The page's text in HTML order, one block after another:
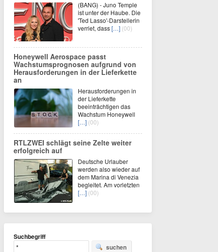
(BANG) - Juno Temple
ist unter der Haube. Die
'Ted Lasso'-Darstellerin
verriet, dass[…] (00)
Honeywell Aerospace passt
Wachstumsprognosen aufgrund von
Herausforderungen in der Lieferkette
an
Herausforderungen in
der Lieferkette
beeinträchtigen das
Wachstum Honeywell
[…] (00)
RTLZWEI schlägt seine Zelte weiter
erfolgreich auf
Deutsche Urlauber
werden also wieder auf
dem Marina di Venezia
begleitet. Am vorletzten
[…] (00)
Suchbegriff
suchen